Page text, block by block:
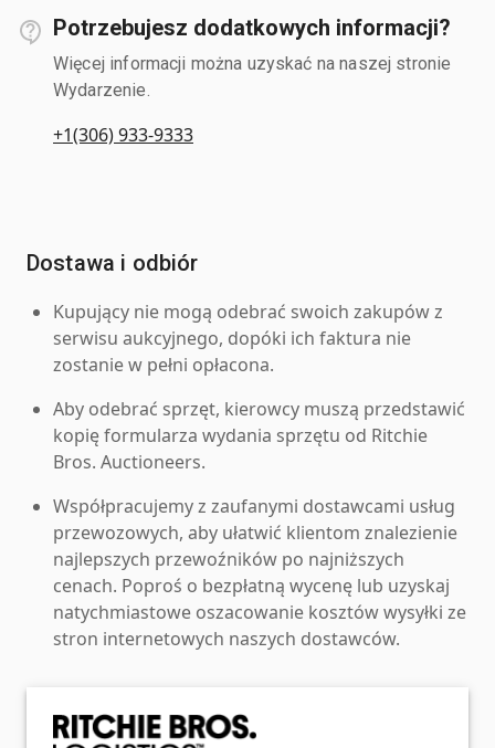
Potrzebujesz dodatkowych informacji?
Więcej informacji można uzyskać na naszej stronie
Wydarzenie.
+1(306) 933-9333
Dostawa i odbiór
Kupujący nie mogą odebrać swoich zakupów z
serwisu aukcyjnego, dopóki ich faktura nie
zostanie w pełni opłacona.
Aby odebrać sprzęt, kierowcy muszą przedstawić
kopię formularza wydania sprzętu od Ritchie
Bros. Auctioneers.
Współpracujemy z zaufanymi dostawcami usług
przewozowych, aby ułatwić klientom znalezienie
najlepszych przewoźników po najniższych
cenach. Poproś o bezpłatną wycenę lub uzyskaj
natychmiastowe oszacowanie kosztów wysyłki ze
stron internetowych naszych dostawców.